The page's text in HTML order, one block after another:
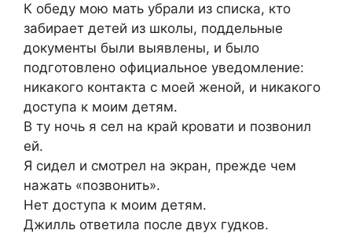
К обеду мою мать убрали из списка, кто
забирает детей из школы, поддельные
документы были выявлены, и было
подготовлено официальное уведомление:
никакого контакта с моей женой, и никакого
доступа к моим детям.
В ту ночь я сел на край кровати и позвонил
ей.
Я сидел и смотрел на экран, прежде чем
нажать «позвонить».
Нет доступа к моим детям.
Джилль ответила после двух гудков.